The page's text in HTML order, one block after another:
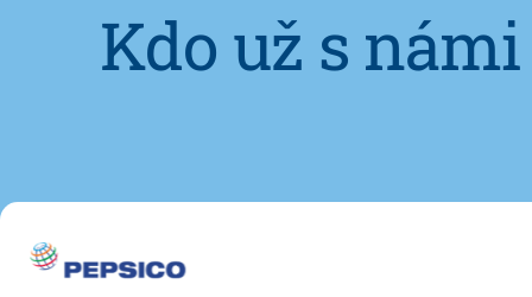
Kdo už s